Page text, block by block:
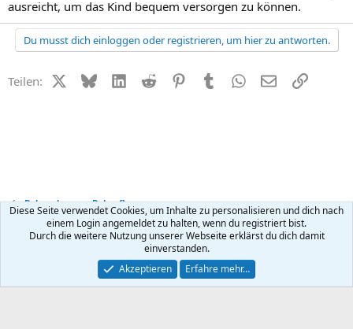
ausreicht, um das Kind bequem versorgen zu können.
Du musst dich einloggen oder registrieren, um hier zu antworten.
Teilen: X (Twitter)
BlueskyLinkedIn
Reddit PinterestTumblr WhatsApp
E-MailLink
Babynahrung + Babypflege
Kontakt Nutzungsbedingungen Datenschutz Hilfe
R
Community platform by XenForo ® © 2010-2026 XenForo Ltd.
Diese Seite verwendet Cookies, um Inhalte zu personalisieren und dich nach
einem Login angemeldet zu halten, wenn du registriert bist.
Durch die weitere Nutzung unserer Webseite erklärst du dich damit
einverstanden.
Akzeptieren
Erfahre mehr…